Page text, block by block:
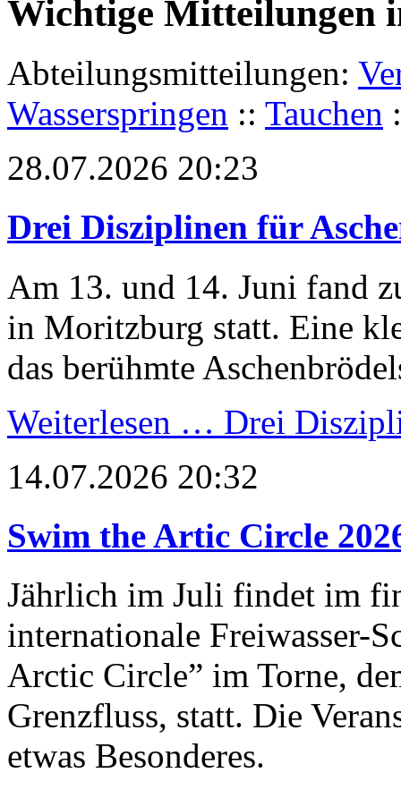
Wichtige Mitteilungen
Abteilungsmitteilungen:
Wasserspringen :: Tauchen
28.07.2026 20:23
Drei Disziplinen für
Am 13. und 14. Juni fand
in Moritzburg statt. Eine
das berühmte
Weiterlesen … Drei
14.07.2026 20:32
Swim the Artic Circle
Jährlich im Juli findet im
internationale Freiwasser-
Arctic Circle” im Torne,
Grenzfluss, statt. Die
etwas Besonderes.